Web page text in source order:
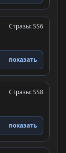
Стразы: SS6
показать
Стразы: SS8
показать